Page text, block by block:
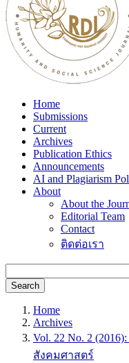
Home
Submissions
Current
Archives
Publication Ethics
Announcements
AI and Plagiarism
About
About the
Editorial Team
Contact
ติดต่อเรา
Search
Home
Archives
Vol. 22 No. 2
สังคมศาสตร์